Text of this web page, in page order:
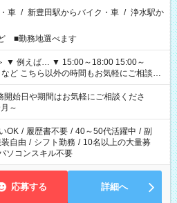
車 / 新豊田駅からバイク・車 / 浄水駅か
■勤務地選べます
ご相談く
始日や期間はお気軽にご相談くださ
～
OK / 履歴書不要 / 40～50代活躍中 / 副
装自由 / シフト勤務 / 10名以上の大量募
ソコンスキル不要
応募する 詳細へ